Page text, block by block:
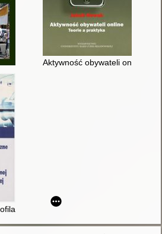
Aktywność obywateli online :
i resocjalizacyjne funkcje